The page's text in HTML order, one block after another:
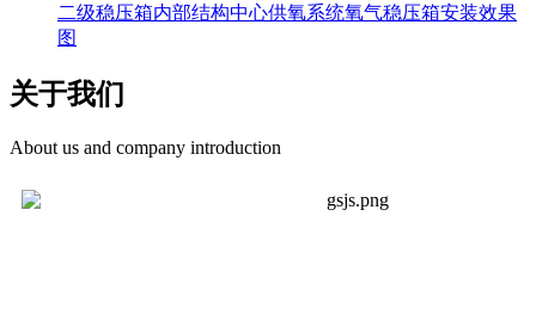
二级稳压箱内部结构中心供氧系统氧气稳压箱安装效果
图
关于我们
About us and company introduction